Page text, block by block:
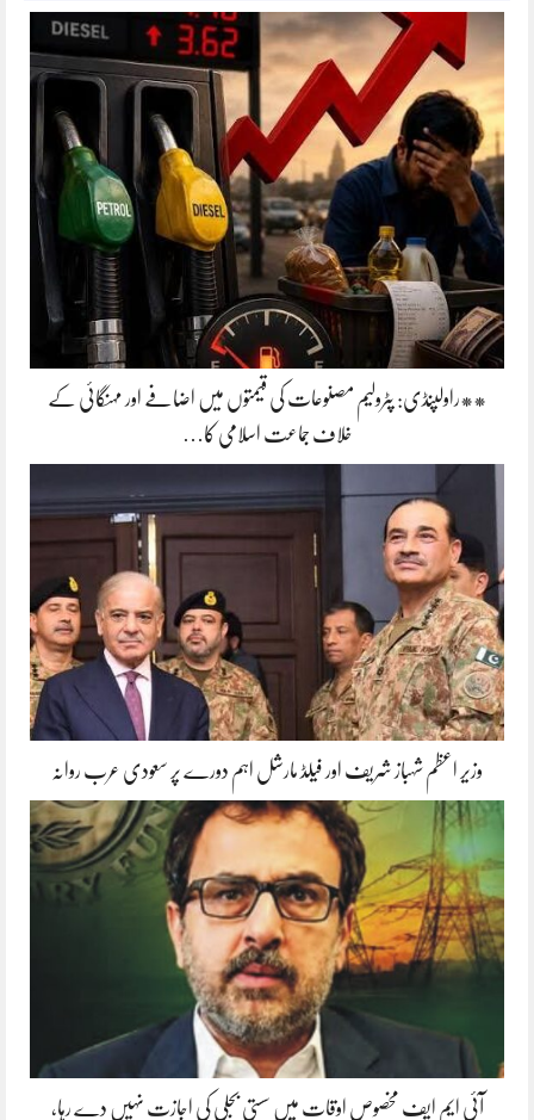
**راولپنڈی: پٹرولیم مصنوعات کی قیمتوں میں اضافے اور مہنگائی کے
خلاف جماعت اسلامی کا…
وزیر اعظم شہباز شریف اور فیلڈ مارشل اہم دورے پر سعودی عرب روانہ
آئی ایم ایف مخصوص اوقات میں سستی بجلی کی اجازت نہیں دے رہا،